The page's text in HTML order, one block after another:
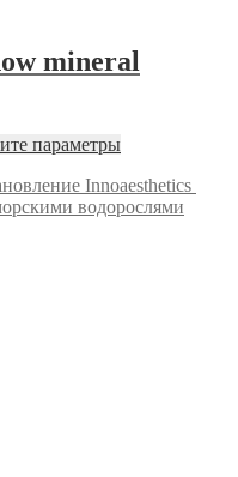
mineral
параметры
Innoaesthetics
водорослями